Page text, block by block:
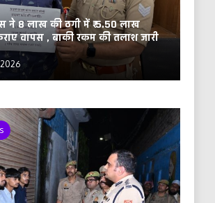
ने 8 लाख की ठगी में ₹ 5.50 लाख
वापस , बाकी रकम की तलाश जारी